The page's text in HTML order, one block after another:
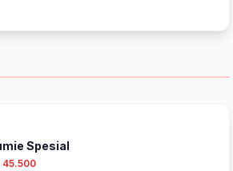
Spesial
45.500